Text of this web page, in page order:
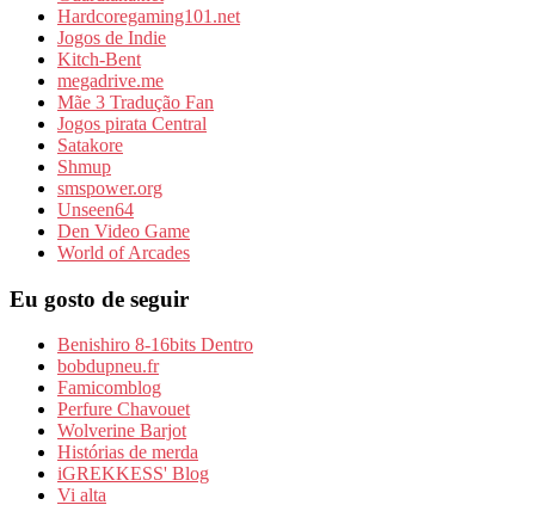
Hardcoregaming101.net
Jogos de Indie
Kitch-Bent
megadrive.me
Mãe 3 Tradução Fan
Jogos pirata Central
Satakore
Shmup
smspower.org
Unseen64
Den Video Game
World of Arcades
Eu gosto de seguir
Benishiro 8-16bits Dentro
bobdupneu.fr
Famicomblog
Perfure Chavouet
Wolverine Barjot
Histórias de merda
iGREKKESS' Blog
Vi alta